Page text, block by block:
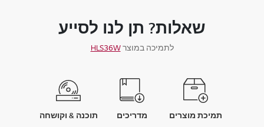
שאלות? תן לנו לסייע
לתמיכה במוצרHLS36W
תמיכת מוצרים מדריכים תוכנה & וקושחה